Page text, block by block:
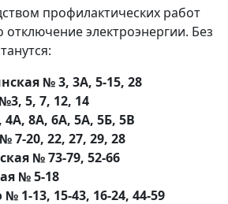
профилактических работ
отключение электроэнергии. Без
№ 3, 3А, 5-15, 28
5, 7, 12, 14
8А, 6А, 5А, 5Б, 5В
7-20, 22, 27, 29, 28
№ 73-79, 52-66
№ 5-18
1-13, 15-43, 16-24, 44-59